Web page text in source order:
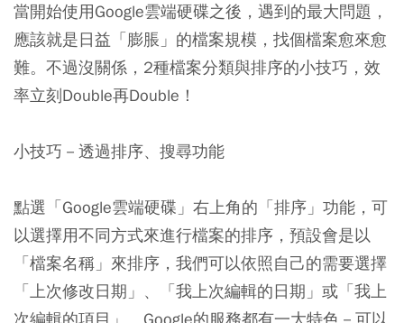
當開始使用Google雲端硬碟之後，遇到的最大問題，
應該就是日益「膨脹」的檔案規模，找個檔案愈來愈
難。不過沒關係，2種檔案分類與排序的小技巧，效
率立刻Double再Double！
小技巧－透過排序、搜尋功能
點選「Google雲端硬碟」右上角的「排序」功能，可
以選擇用不同方式來進行檔案的排序，預設會是以
「檔案名稱」來排序，我們可以依照自己的需要選擇
「上次修改日期」、「我上次編輯的日期」或「我上